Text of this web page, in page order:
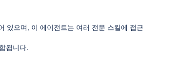
있으며, 이 에이전트는 여러 전문 스킬에 접근
됩니다.